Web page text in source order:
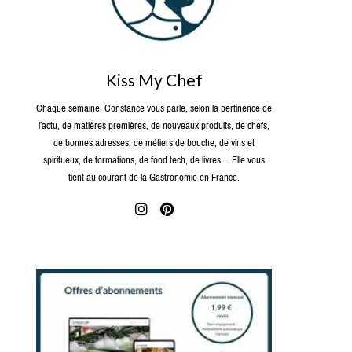
Kiss My Chef
Chaque semaine, Constance vous parle, selon la pertinence de
l’actu, de matières premières, de nouveaux produits, de chefs,
de bonnes adresses, de métiers de bouche, de vins et
spiritueux, de formations, de food tech, de livres… Elle vous
tient au courant de la Gastronomie en France.